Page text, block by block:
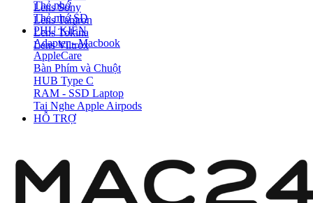
Lens Sony
Lens Tamron
Lens Tokina
Lens Viltrox
Thẻ nhớ
Thẻ nhớ SD
PHỤ KIỆN
Adapter - Macbook
AppleCare
Bàn Phím và Chuột
HUB Type C
RAM - SSD Laptop
Tai Nghe Apple Airpods
HỖ TRỢ